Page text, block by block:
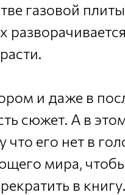
газовой
и даже в
сюжет. А в
его нет в
мира,
в